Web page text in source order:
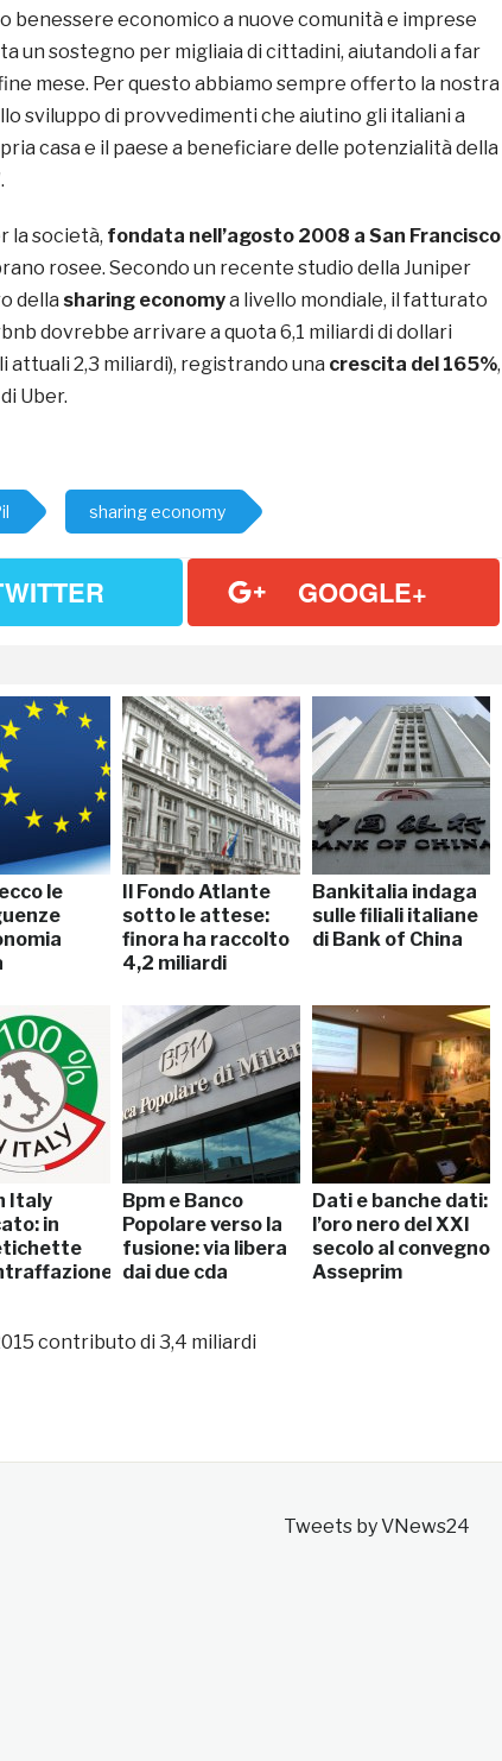
benessere economico a nuove comunità e imprese
un sostegno per migliaia di cittadini, aiutandoli a far
mese. Per questo abbiamo sempre offerto la nostra
sviluppo di provvedimenti che aiutino gli italiani a
casa e il paese a beneficiare delle potenzialità della
la società, fondata nell’agosto 2008 a San Francisco
rosee. Secondo un recente studio della Juniper
della sharing economya livello mondiale, il fatturato
dovrebbe arrivare a quota 6,1 miliardi di dollari
attuali 2,3 miliardi), registrando una crescita del 165%,
Uber.
sharing economy
GOOGLE+
le
Il Fondo Atlante
sotto le attese:
finora ha raccolto
4,2 miliardi
Bankitalia indaga
sulle filiali italiane
di Bank of China
Italy
in
Bpm e Banco
Popolare verso la
fusione: via libera
dai due cda
Dati e banche dati:
l’oro nero del XXI
secolo al convegno
Asseprim
contributo di 3,4 miliardi
Tweets by VNews24